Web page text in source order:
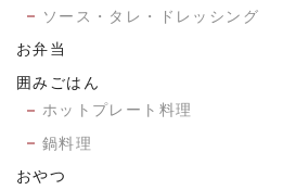
ソース・タレ・ドレッシング
お弁当
囲みごはん
ホットプレート料理
鍋料理
おやつ